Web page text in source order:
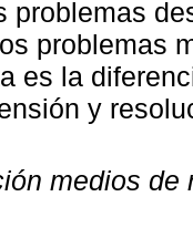
problemas
problemas
es la
y
medios de